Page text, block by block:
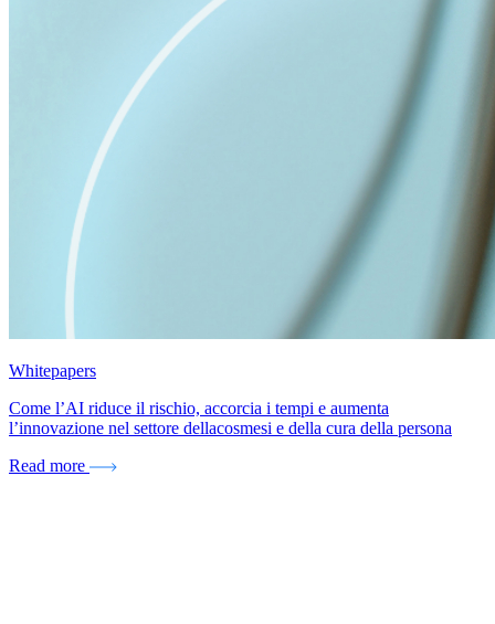
Whitepapers
Come l’AI riduce il rischio, accorcia i tempi e aumenta
l’innovazione nel settore dellacosmesi e della cura della persona
Read more